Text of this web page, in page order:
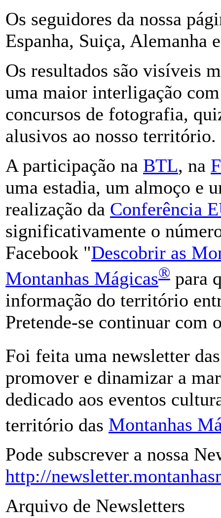
Os seguidores da nossa
Espanha, Suiça, Alemanha
Os resultados são visíveis
uma maior interligação com
concursos de fotografia,
alusivos ao nosso território.
A participação na BTL, na
uma estadia, um almoço e
realização da Conferência
significativamente o
Facebook "Descobrir as
Montanhas Mágicas® para
informação do território
Pretende-se continuar com
Foi feita uma newsletter
promover e dinamizar a
dedicado aos eventos
território das Montanhas
Pode subscrever a nossa
http://
Arquivo de Newsletters